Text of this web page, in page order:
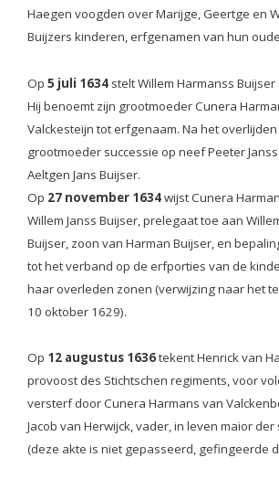
Haegen voogden over Marijge, Geertge en
Buijzers kinderen, erfgenamen van hun
Op 5 juli 1634 stelt Willem Harmanss
Hij benoemt zijn grootmoeder Cunera
Valckesteijn tot erfgenaam. Na het
grootmoeder successie op neef Peeter
Aeltgen Jans Buijser.
Op 27 november 1634wijst Cunera
Willem Janss Buijser, prelegaat toe aan
Buijser, zoon van Harman Buijser, en
tot het verband op de erfporties van de
haar overleden zonen (verwijzing naar het
10 oktober 1629).
Op 12 augustus 1636tekent Henrick van
provoost des Stichtschen regiments, voor
versterf door Cunera Harmans van
Jacob van Herwijck, vader, in leven maior
(deze akte is niet gepasseerd, gefingeerde